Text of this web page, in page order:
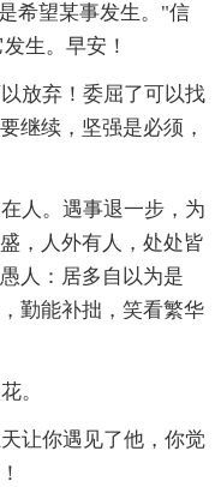
希望某事发生。"信
生。早安！
放弃！委屈了可以找
继续，坚强是必须，
人。遇事退一步，为
，人外有人，处处皆
人：居多自以为是
勤能补拙，笑看繁华
。
让你遇见了他，你觉